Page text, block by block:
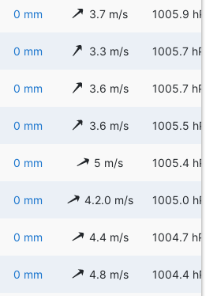
0 mm 3.7 m/s 1005.9 hPa
0 mm 3.3 m/s 1005.7 hPa
0 mm 3.6 m/s 1005.7 hPa
0 mm 3.6 m/s 1005.5 hPa
0 mm 5 m/s 1005.4 hPa
0 mm 4.2.0 m/s 1005.0 hPa
0 mm 4.4 m/s 1004.7 hPa
0 mm 4.8 m/s 1004.4 hPa